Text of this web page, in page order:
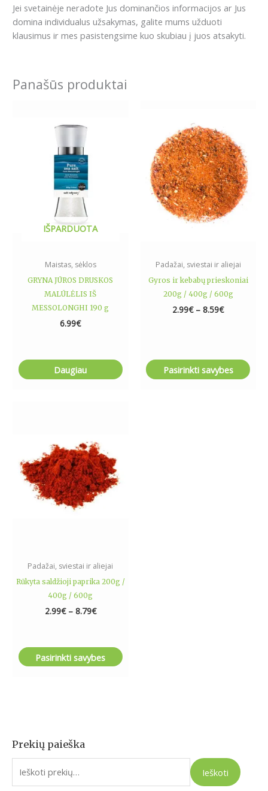
Prekių paieška
I
e
Ieškoti
Jei svetainėje neradote Jus dominančios informacijos ar Jus
domina individualus užsakymas, galite mums užduoti
klausimus ir mes pasistengsime kuo skubiau į juos atsakyti.
Panašūs produktai
IŠPARDUOTA
Maistas, sėklos
GRYNA JŪROS DRUSKOS
MALŪLĖLIS IŠ
MESSOLONGHI 190 g
6.99€
Daugiau
Padažai, sviestai ir aliejai
Gyros ir kebabų prieskoniai
200g / 400g / 600g
2.99€ – 8.59€
through
8.59€
Pasirinkti savybes
has
multiple
variants.
The
options
may
be
page
Padažai, sviestai ir aliejai
Rūkyta saldžioji paprika 200g /
400g / 600g
2.99€ – 8.79€
8.79€
Pasirinkti savybes
multiple
variants.
The
options
may
page